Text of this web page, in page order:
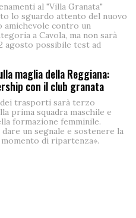
al "Villa Granata"
lo sguardo attento del nuovo
amichevole contro un
a Cavola, ma non sarà
agosto possibile test ad
maglia della Reggiana:
con il club granata
trasporti sarà terzo
prima squadra maschile e
formazione femminile.
un segnale e sostenere la
di ripartenza».